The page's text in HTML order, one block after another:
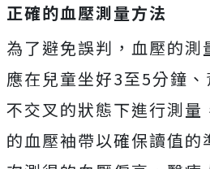
正確的血壓測量方法
為了避免誤判，血壓的測
應在兒童坐好3至5分鐘
不交叉的狀態下進行測量
的血壓袖帶以確保讀值的